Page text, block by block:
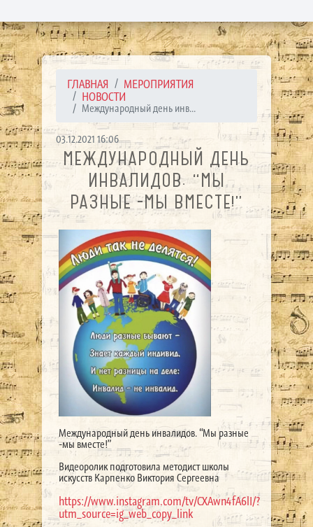
ГЛАВНАЯ
МЕРОПРИЯТИЯ
НОВОСТИ
Международный день инв...
03.12.2021 16:06
МЕЖДУНАРОДНЫЙ ДЕНЬ
ИНВАЛИДОВ. “МЫ
РАЗНЫЕ -МЫ ВМЕСТЕ!”
Международный день инвалидов. “Мы разные
-мы вместе!”
Видеоролик подготовила методист школы
искусств Карпенко Виктория Сергеевна
https://www.instagram.com/tv/CXAwn4fA6lI/?
utm_source=ig_web_copy_link